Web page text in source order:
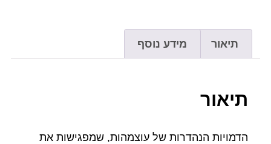
תיאור מידע נוסף
תיאור
הדמויות הנהדרות של עוצמהות, שמפגישות את